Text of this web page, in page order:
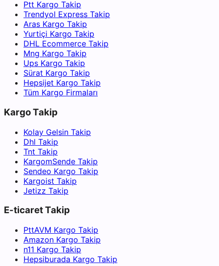
Ptt Kargo Takip
Trendyol Express Takip
Aras Kargo Takip
Yurtiçi Kargo Takip
DHL Ecommerce Takip
Mng Kargo Takip
Ups Kargo Takip
Sürat Kargo Takip
Hepsijet Kargo Takip
Tüm Kargo Firmaları
Kargo Takip
Kolay Gelsin Takip
Dhl Takip
Tnt Takip
KargomSende Takip
Sendeo Kargo Takip
Kargoist Takip
Jetizz Takip
E-ticaret Takip
PttAVM Kargo Takip
Amazon Kargo Takip
n11 Kargo Takip
Hepsiburada Kargo Takip